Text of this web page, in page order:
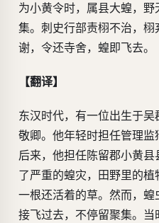
为小黄令时，属县大蝗，
集。刺史行部责栩不治，
谢，令还寺舍，蝗即飞去。
【翻译】
东汉时代，有一位出生于
敬卿。他年轻时担任管理监
后来，他担任陈留郡小黄
了严重的蝗灾，田野里的
一根还活着的草。然而，
接飞过去，不停留聚集。